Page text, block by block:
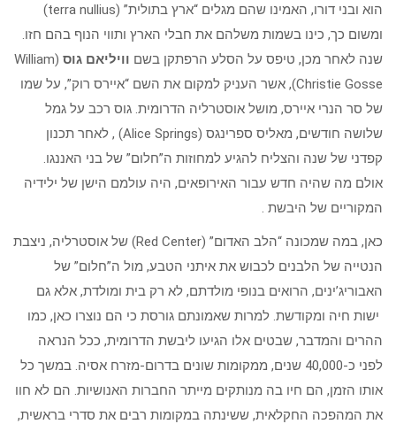
הוא ובני דורו, האמינו שהם מגלים “ארץ בתולית” (terra nullius)
ומשום כך, כינו בשמות משלהם את חבלי הארץ ותווי הנוף בהם חזו.
שנה לאחר מכן, טיפס על הסלע הרפתקן בשם וויליאם גוס (William
Christie Gosse), אשר העניק למקום את השם “איירס רוק”, על שמו
של סר הנרי איירס, מושל אוסטרליה הדרומית. גוס רכב על גמל
שלושה חודשים, מאליס ספרינגס (Alice Springs) , לאחר תכנון
קפדני של שנה והצליח להגיע למחוזות ה”חלום” של בני האננגו.
אולם מה שהיה חדש עבור האירופאים, היה עולמם הישן של ילידיה
המקוריים של היבשת .
כאן, במה שמכונה “הלב האדום” (Red Center) של אוסטרליה, ניצבת
הנטייה של הלבנים לכבוש את איתני הטבע, מול ה”חלום” של
האבוריג’ינים, הרואים בנופי מולדתם, לא רק בית ומולדת, אלא גם
ישות חיה ומקודשת. למרות שאמונתם גורסת כי הם נוצרו כאן, כמו
ההרים והמדבר, שבטים אלו הגיעו ליבשת הדרומית, ככל הנראה
לפני כ-40,000 שנים, ממקומות שונים בדרום-מזרח אסיה. במשך כל
אותו הזמן, הם חיו בה מנותקים מייתר החברות האנושיות. הם לא חוו
את המהפכה החקלאית, ששינתה במקומות רבים את סדרי בראשית,